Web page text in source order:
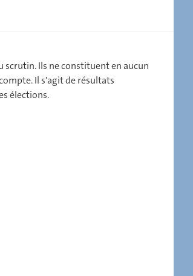
scrutin. Ils ne constituent en aucun
Il s'agit de résultats
élections.